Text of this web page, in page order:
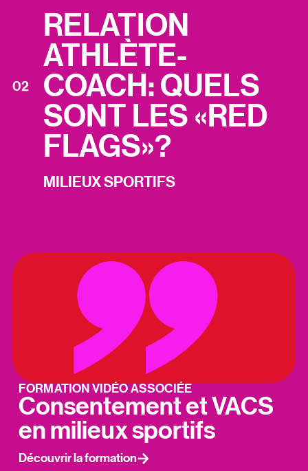
02
RELATION
ATHLÈTE-
COACH: QUELS
SONT LES «RED
FLAGS»?
MILIEUX SPORTIFS
FORMATION VIDÉO ASSOCIÉE
Consentement et VACS
en milieux sportifs
Découvrir la formation